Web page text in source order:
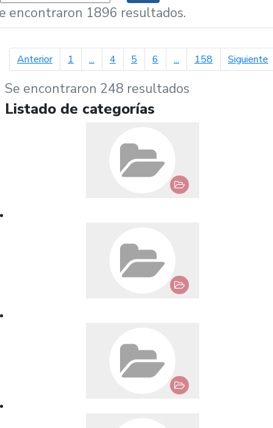
encontraron 1896 resultados.
Anteriorpágina anterior
1 ... 4 5 6 ... 158 Siguiente
Se encontraron 248 resultados
Listado de categorías